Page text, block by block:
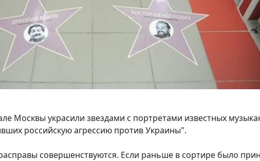
Москвы украсили звездами с портретами известных
российскую агрессию против Украины".
совершенствуются. Если раньше в сортире было